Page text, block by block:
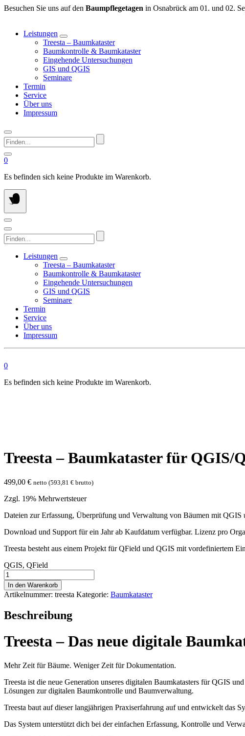
Springen
Inhalt
Besuchen Sie uns auf den Baumpflegetagen in Osnabrück am 01. und 02.
Leistungen
Treesta – Baumkataster
Baumkontrolle & Baumkataster
Eingehende Untersuchungen
GIS und QGIS
Seminare
Termin
Service
Über uns
Impressum
Finden...
0
Es befinden sich keine Produkte im Warenkorb.
Finden...
Leistungen
Treesta – Baumkataster
Baumkontrolle & Baumkataster
Eingehende Untersuchungen
GIS und QGIS
Seminare
Termin
Service
Über uns
Impressum
0
Es befinden sich keine Produkte im Warenkorb.
Treesta – Baumkataster für QGIS/
499,00 € netto (593,81 € brutto)
Zzgl. 19% Mehrwertsteuer
Dateien zur Erfassung, Überprüfung und Verwaltung von Bäumen mit
Download und Support für ein Jahr ab Kaufdatum verfügbar. Lizenz pro
Treesta besteht aus einem Projekt für QField und QGIS mit vordefiniertem
QGIS, QField
Treesta
–
Baumkataster
für
[Digital]
In den Warenkorb
Artikelnummer: treesta Kategorie: Baumkataster
Beschreibung
Treesta – Das neue digitale
Mehr Zeit für Bäume. Weniger Zeit für Dokumentation.
Treesta ist die neue Generation unseres digitalen Baumkatasters für QGIS
Lösungen zur digitalen Baumkontrolle und Baumverwaltung.
Treesta baut auf dieser langjährigen Praxiserfahrung auf und entwickelt das
Das System unterstützt dich bei der einfachen Erfassung, Kontrolle und